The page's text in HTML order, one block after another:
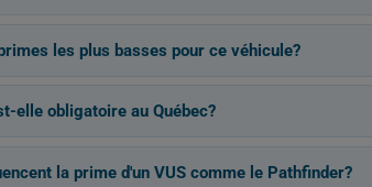
les plus basses pour ce véhicule?
elle obligatoire au Québec?
la prime d'un VUS comme le Pathfinder?